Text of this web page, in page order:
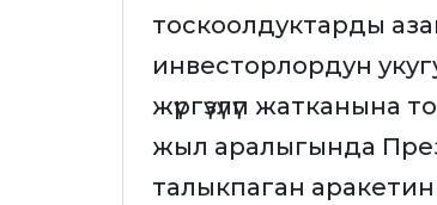
тоскоолдуктарды
инвесторлордун
жүргүзүлүп
жыл аралыгында
талыкпаган